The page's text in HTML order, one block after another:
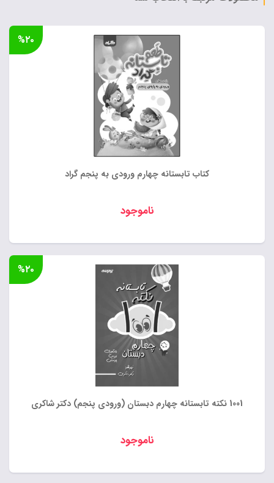
کتاب تابستانه چهارم ورودی به پنجم گراد
ناموجود
%۲۰
1001 نکته تابستانه چهارم دبستان (ورودی پنجم) دکتر شاکری
ناموجود
%۲۰